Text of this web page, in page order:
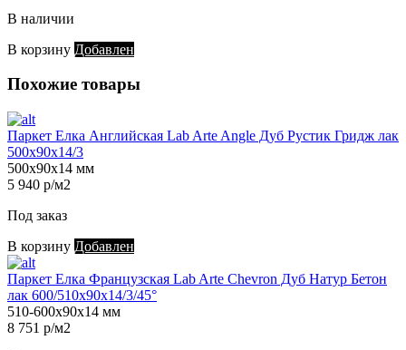
В наличии
В корзину Добавлен
Похожие товары
Паркет Елка Английская Lab Arte Angle Дуб Рустик Гридж лак
500х90х14/3
500х90х14 мм
5 940 р/м2
Под заказ
В корзину Добавлен
Паркет Елка Французская Lab Arte Chevron Дуб Натур Бетон
лак 600/510х90х14/3/45°
510-600х90х14 мм
8 751 р/м2